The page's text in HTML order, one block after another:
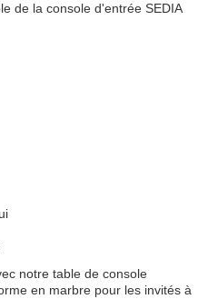
de la console d'entrée SEDIA
notre table de console
en marbre pour les invités à